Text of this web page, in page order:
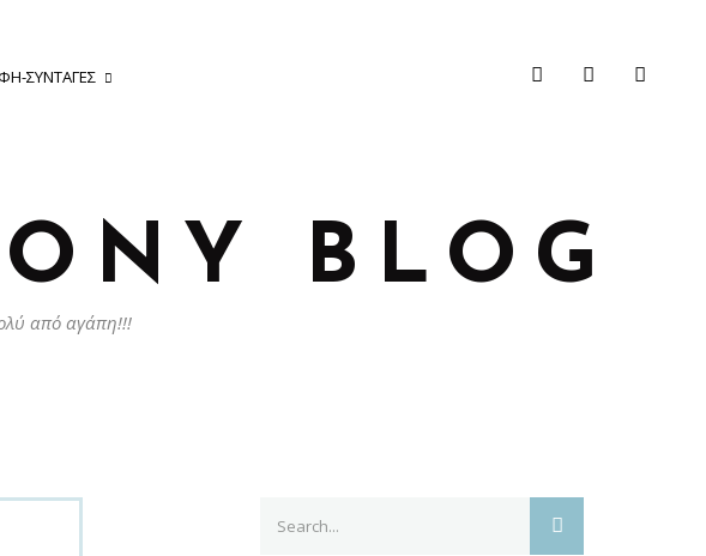
ΣΥΝΤΑΓΈΣ
BLOG
από αγάπη!!!
for:
SEARCH